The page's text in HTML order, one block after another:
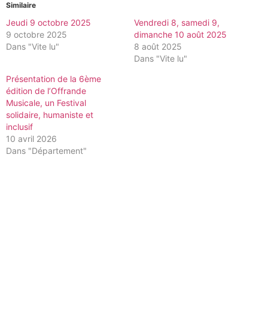
Similaire
Jeudi 9 octobre 2025
9 octobre 2025
Dans "Vite lu"
Vendredi 8, samedi 9,
dimanche 10 août 2025
8 août 2025
Dans "Vite lu"
Présentation de la 6ème
édition de l’Offrande
Musicale, un Festival
solidaire, humaniste et
inclusif
10 avril 2026
Dans "Département"